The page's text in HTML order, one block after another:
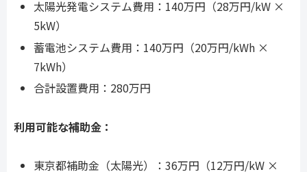
太陽光発電システム費用：140万円（28万円/kW ×
5kW）
蓄電池システム費用：140万円（20万円/kWh ×
7kWh）
合計設置費用：280万円
利用可能な補助金：
東京都補助金（太陽光）：36万円（12万円/kW ×